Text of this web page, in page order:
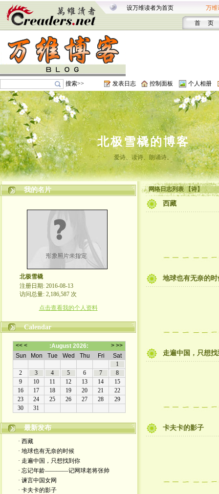
设万维读者为首页 万维
首 页
搜索>> 发表日志 控制面板 个人相册
北极雪橇的博客
爱诗、读诗、朗诵诗。
我的名片
北极雪橇
注册日期: 2016-08-13
访问总量: 2,186,587 次
点击查看我的个人资料
Calendar
最新发布
· 西藏
· 地球也有无奈的时候
· 走遍中国，只想找到你
· 忘记年龄————记网球老将张帅
· 谏言中国女网
· 卡夫卡的影子
网络日志列表 【诗】
西藏
地球也有无奈的时
走遍中国，只想找
卡夫卡的影子